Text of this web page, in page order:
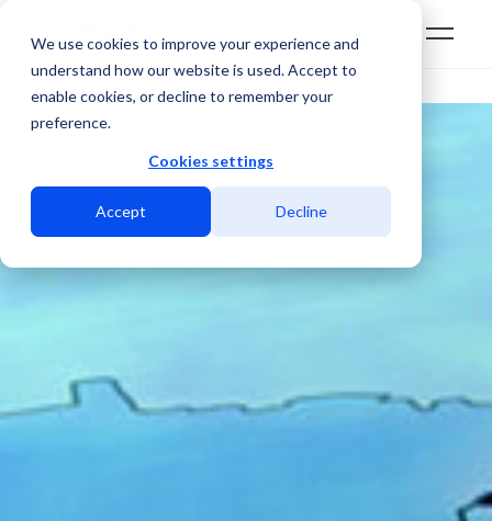
We use cookies to improve your experience and
understand how our website is used. Accept to
enable cookies, or decline to remember your
preference.
Cookies settings
Accept Decline